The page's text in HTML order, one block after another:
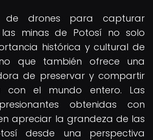
de drones para capturar
minas de Potosí no solo
histórica y cultural de
que también ofrece una
de preservar y compartir
con el mundo entero. Las
obtenidas con
apreciar la grandeza de las
desde una perspectiva